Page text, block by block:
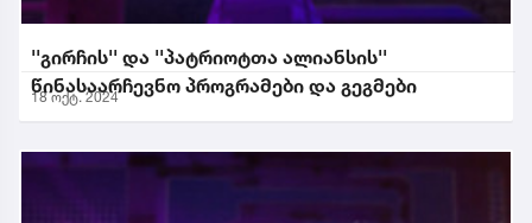
''გირჩის'' და ''პატრიოტთა ალიანსის''
წინასაარჩევნო პროგრამები და გეგმები
18 ოქტ. 2024